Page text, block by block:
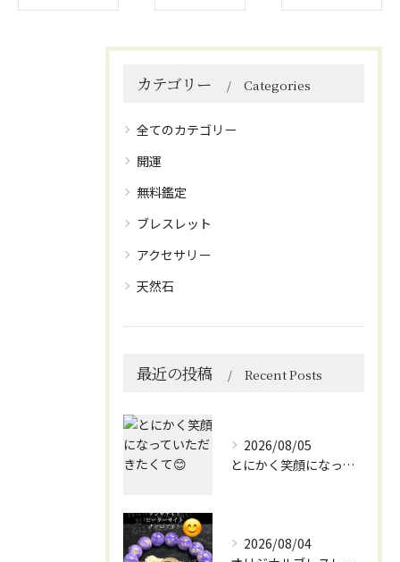
カテゴリー Categories
全てのカテゴリー
開運
無料鑑定
ブレスレット
アクセサリー
天然石
最近の投稿 Recent Posts
2026/08/05
とにかく笑顔になっていただきたくて😊
2026/08/04